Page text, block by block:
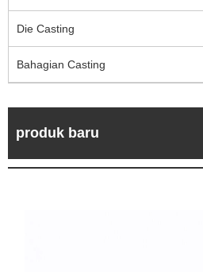
Die Casting
Bahagian Casting
produk baru